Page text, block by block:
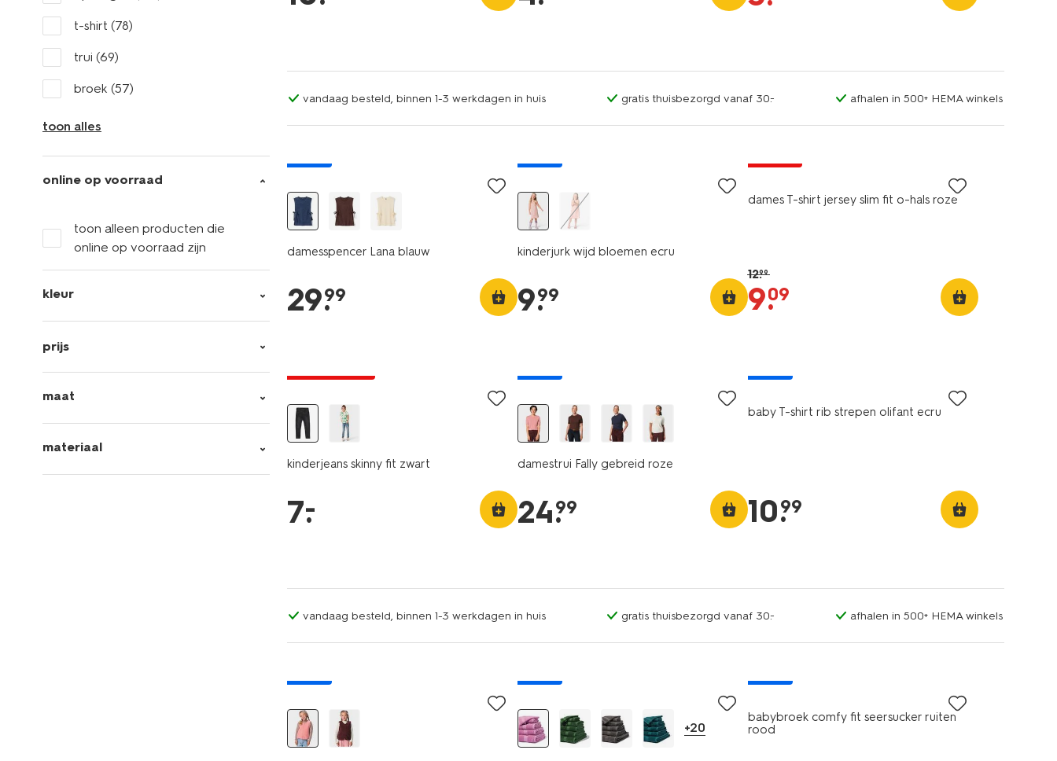
t-shirt (78)
trui (69)
broek (57)
toon alles
online op voorraad
toon alleen producten die
online op voorraad zijn
kleur
prijs
maat
materiaal
vandaag besteld, binnen 1-3 werkdagen in huis gratis thuisbezorgd vanaf 30.- afhalen in 500+ HEMA winkels
damesspencer Lana blauw
29.
99
kinderjurk wijd bloemen ecru
9.
99
dames T-shirt jersey slim fit o-hals roze
12.99
9.
09
kinderjeans skinny fit zwart
7.
–
damestrui Fally gebreid roze
24.
99
baby T-shirt rib strepen olifant ecru
10.
99
vandaag besteld, binnen 1-3 werkdagen in huis gratis thuisbezorgd vanaf 30.- afhalen in 500+ HEMA winkels
+20
babybroek comfy fit seersucker ruiten
rood